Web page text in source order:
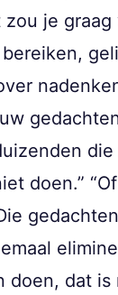
je graag
doen.”
doen, dat is